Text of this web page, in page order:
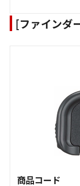
[ファインダ
商品コード